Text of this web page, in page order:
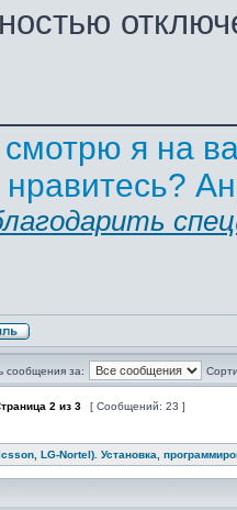
смотрю я на
сообщения за:
2 из 3 [ Сообщений: 23 ]
LG-Nortel). Установка,